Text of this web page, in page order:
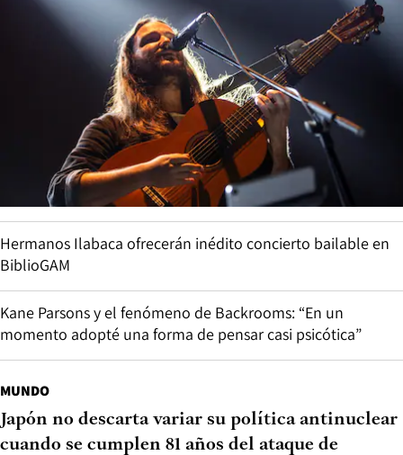
Hermanos Ilabaca ofrecerán inédito concierto bailable en
BiblioGAM
Kane Parsons y el fenómeno de Backrooms: “En un
momento adopté una forma de pensar casi psicótica”
MUNDO
Japón no descarta variar su política antinuclear
cuando se cumplen 81 años del ataque de